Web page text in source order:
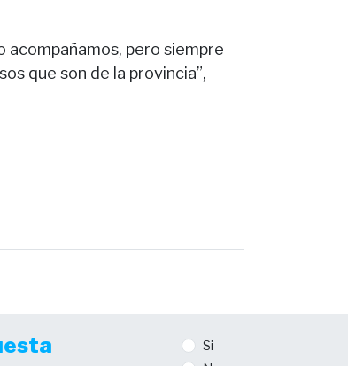
acompañamos, pero siempre
que son de la provincia”,
Si